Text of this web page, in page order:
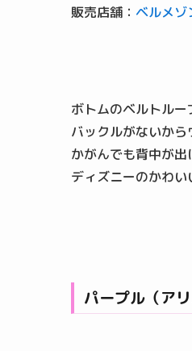
販売店舗： ベルメゾ
ボトムのベルトルー
バックルがないか
かがんでも背中が出
ディズニーのかわい
パープル（アリ